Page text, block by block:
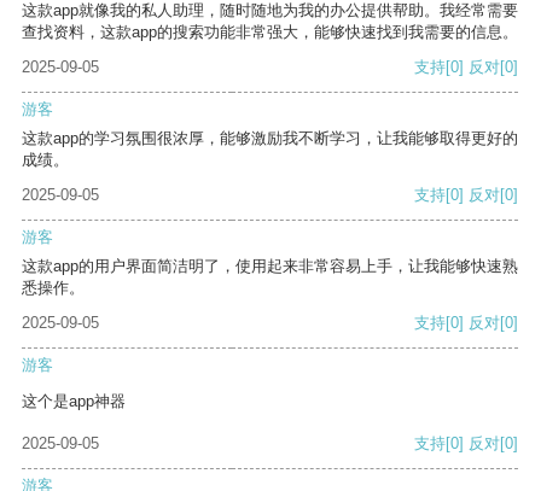
这款app就像我的私人助理，随时随地为我的办公提供帮助。我经常需要
查找资料，这款app的搜索功能非常强大，能够快速找到我需要的信息。
2025-09-05
支持[0] 反对[0]
游客
这款app的学习氛围很浓厚，能够激励我不断学习，让我能够取得更好的
成绩。
2025-09-05
支持[0] 反对[0]
游客
这款app的用户界面简洁明了，使用起来非常容易上手，让我能够快速熟
悉操作。
2025-09-05
支持[0] 反对[0]
游客
这个是app神器
2025-09-05 支持[0] 反对[0]
游客